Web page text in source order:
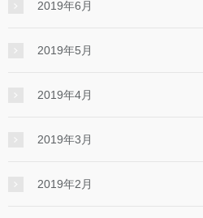
2019年6月
2019年5月
2019年4月
2019年3月
2019年2月